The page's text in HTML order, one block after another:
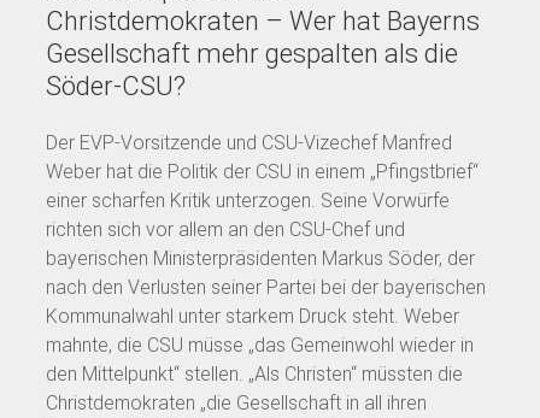
Christdemokraten – Wer hat Bayerns
Gesellschaft mehr gespalten als die
Söder-CSU?
Der EVP-Vorsitzende und CSU-Vizechef Manfred
Weber hat die Politik der CSU in einem „Pfingstbrief“
einer scharfen Kritik unterzogen. Seine Vorwürfe
richten sich vor allem an den CSU-Chef und
bayerischen Ministerpräsidenten Markus Söder, der
nach den Verlusten seiner Partei bei der bayerischen
Kommunalwahl unter starkem Druck steht. Weber
mahnte, die CSU müsse „das Gemeinwohl wieder in
den Mittelpunkt“ stellen. „Als Christen“ müssten die
Christdemokraten „die Gesellschaft in all ihren